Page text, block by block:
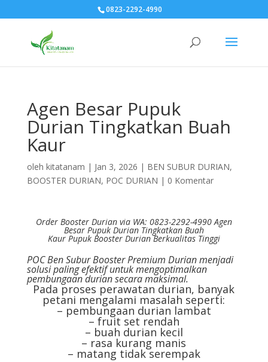
0823-2292-4990
Agen Besar Pupuk
Durian Tingkatkan Buah
Kaur
oleh kitatanam | Jan 3, 2026 | BEN SUBUR DURIAN,
BOOSTER DURIAN, POC DURIAN | 0 Komentar
Order Booster Durian via WA: 0823-2292-4990 Agen
Besar Pupuk Durian Tingkatkan Buah
Kaur Pupuk Booster Durian Berkualitas Tinggi
POC Ben Subur Booster Premium Durian menjadi
solusi paling efektif untuk mengoptimalkan
pembungaan durian secara maksimal.
Pada proses perawatan durian, banyak
petani mengalami masalah seperti:
– pembungaan durian lambat
– fruit set rendah
– buah durian kecil
– rasa kurang manis
– matang tidak serempak